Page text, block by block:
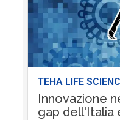
TEHA LIFE
Innovazione
gap dell'Italia